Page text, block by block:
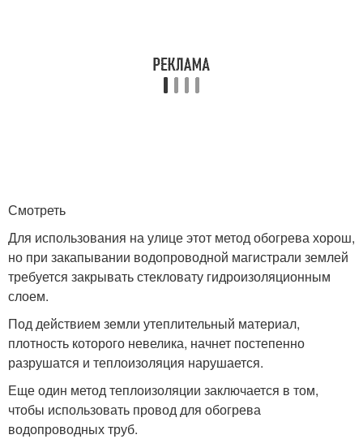
Смотреть
Для использования на улице этот метод обогрева хорош,
но при закапывании водопроводной магистрали землей
требуется закрывать стекловату гидроизоляционным
слоем.
Под действием земли утеплительный материал,
плотность которого невелика, начнет постепенно
разрушатся и теплоизоляция нарушается.
Еще один метод теплоизоляции заключается в том,
чтобы использовать провод для обогрева
водопроводных труб.